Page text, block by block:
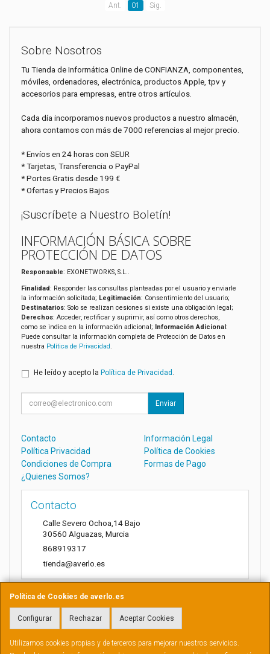
Ant. 01 Sig.
Política de Cookies de averlo.es
Configurar Rechazar Aceptar Cookies
Utilizamos cookies propias y de terceros para mejorar nuestros servicios.
Sobre Nosotros
Tu Tienda de Informática Online de CONFIANZA, componentes,
móviles, ordenadores, electrónica, productos Apple, tpv y
accesorios para empresas, entre otros artículos.
Cada día incorporamos nuevos productos a nuestro almacén,
ahora contamos con más de 7000 referencias al mejor precio.
* Envíos en 24 horas con SEUR
* Tarjetas, Transferencia o PayPal
* Portes Gratis desde 199 €
* Ofertas y Precios Bajos
¡Suscríbete a Nuestro Boletín!
INFORMACIÓN BÁSICA SOBRE
PROTECCIÓN DE DATOS
Responsable: EXONETWORKS, S.L..
Finalidad: Responder las consultas planteadas por el usuario y enviarle
la información solicitada; Legitimación: Consentimiento del usuario;
Destinatarios: Solo se realizan cesiones si existe una obligación legal;
Derechos: Acceder, rectificar y suprimir, así como otros derechos,
como se indica en la información adicional; Información Adicional:
Puede consultar la información completa de Protección de Datos en
nuestra Política de Privacidad.
He leído y acepto la Política de Privacidad .
Enviar
Contacto
Información Legal
Política Privacidad
Política de Cookies
Condiciones de Compra
Formas de Pago
¿Quienes Somos?
Contacto
Calle Severo Ochoa,14 Bajo
30560 Alguazas, Murcia
868919317
tienda@averlo.es
Horario
Lunes a Viernes de 8:30h a 14h